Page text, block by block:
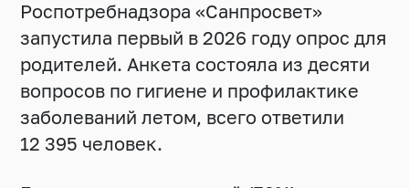
Роспотребнадзора «Санпросвет»
запустила первый в 2026 году опрос для
родителей. Анкета состояла из десяти
вопросов по гигиене и профилактике
заболеваний летом, всего ответили
12 395 человек.